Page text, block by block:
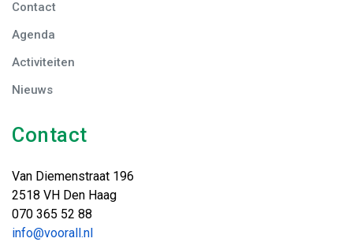
Contact
Agenda
Activiteiten
Nieuws
Contact
Van Diemenstraat 196
2518 VH Den Haag
070 365 52 88
info@voorall.nl